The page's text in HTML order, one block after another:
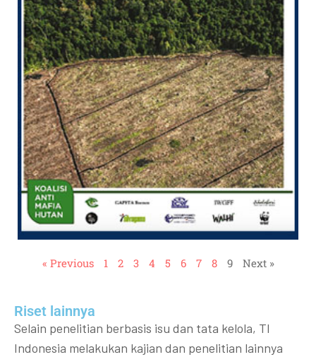
« Previous 1 2 3 4 5 6 7 8 9 Next »
Riset lainnya​​
Selain penelitian berbasis isu dan tata kelola, TI
Indonesia melakukan kajian dan penelitian lainnya